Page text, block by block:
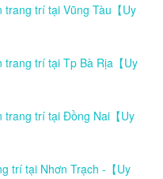
trí tại Vũng Tàu【Uy
trí tại Tp Bà Rịa【Uy
trang trí tại Đồng Nai【Uy
trí tại Nhơn Trạch -【Uy